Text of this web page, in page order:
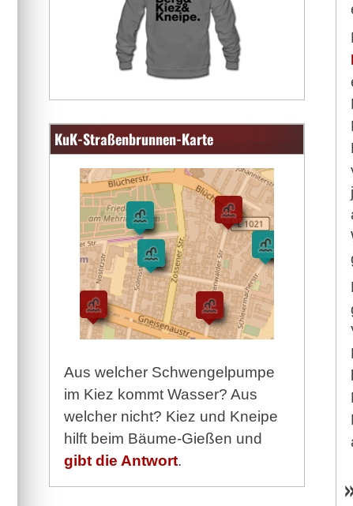
KuK-Straßenbrunnen-Karte
Aus welcher Schwengelpumpe
im Kiez kommt Wasser? Aus
welcher nicht? Kiez und Kneipe
hilft beim Bäume-Gießen und
gibt die Antwort.